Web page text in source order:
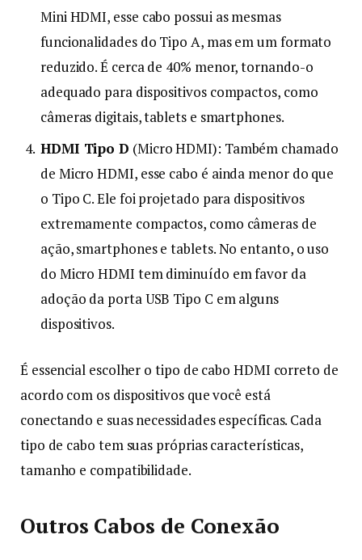
Mini HDMI, esse cabo possui as mesmas
funcionalidades do Tipo A, mas em um formato
reduzido. É cerca de 40% menor, tornando-o
adequado para dispositivos compactos, como
câmeras digitais, tablets e smartphones.
HDMI Tipo D (Micro HDMI): Também chamado
de Micro HDMI, esse cabo é ainda menor do que
o Tipo C. Ele foi projetado para dispositivos
extremamente compactos, como câmeras de
ação, smartphones e tablets. No entanto, o uso
do Micro HDMI tem diminuído em favor da
adoção da porta USB Tipo C em alguns
dispositivos.
É essencial escolher o tipo de cabo HDMI correto de
acordo com os dispositivos que você está
conectando e suas necessidades específicas. Cada
tipo de cabo tem suas próprias características,
tamanho e compatibilidade.
Outros Cabos de Conexão